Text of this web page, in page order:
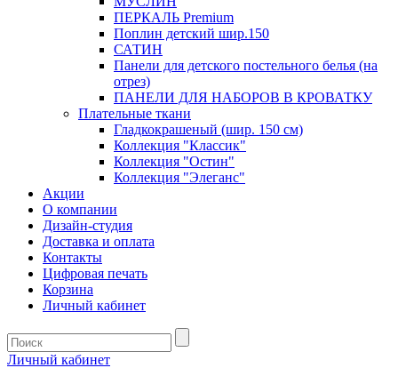
ПЕРКАЛЬ Premium
Поплин детский шир.150
САТИН
Панели для детского постельного белья (на
отрез)
ПАНЕЛИ ДЛЯ НАБОРОВ В КРОВАТКУ
Плательные ткани
Гладкокрашеный (шир. 150 см)
Коллекция "Классик"
Коллекция "Остин"
Коллекция "Элеганс"
Акции
О компании
Дизайн-студия
Доставка и оплата
Контакты
Цифровая печать
Корзина
Личный кабинет
Личный кабинет